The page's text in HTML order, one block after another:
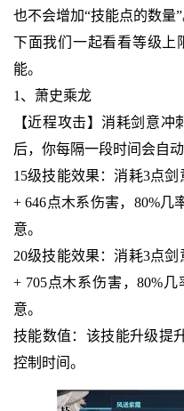
也不会增加“技能点的数量”
下面我们一起看看等级上
能。
1、萧史乘龙
【近程攻击】消耗剑意
后，你每隔一段时间会自
15级技能效果：消耗3点
+ 646点木系伤害，80%几
意。
20级技能效果：消耗3点
+ 705点木系伤害，80%
意。
技能数值：该技能升级提
控制时间。